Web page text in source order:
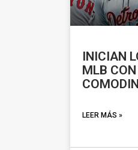
INICIAN
MLB
LEER MÁS »